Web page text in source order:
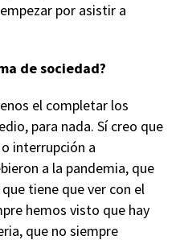
por asistir a
de sociedad?
el completar los
para nada. Sí creo que
interrupción a
a la pandemia, que
tiene que ver con el
hemos visto que hay
que no siempre